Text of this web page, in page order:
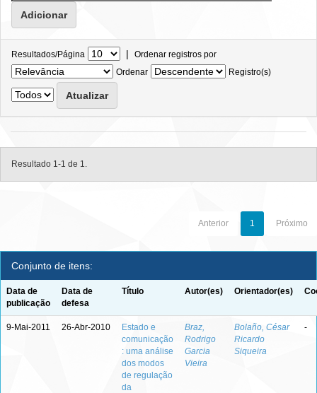
Resultados/Página | Ordenar registros por
Ordenar
Registro(s)
Resultado 1-1 de 1.
Anterior 1 Próximo
Conjunto de itens:
Data de
publicação
Data de
defesa
Título Autor(es) Orientador(es)
9-Mai-2011 26-Abr-2010
Estado e
comunicação
: uma análise
dos modos
de regulação
da
Braz,
Rodrigo
Garcia
Vieira
Bolaño, César
Ricardo
Siqueira
-